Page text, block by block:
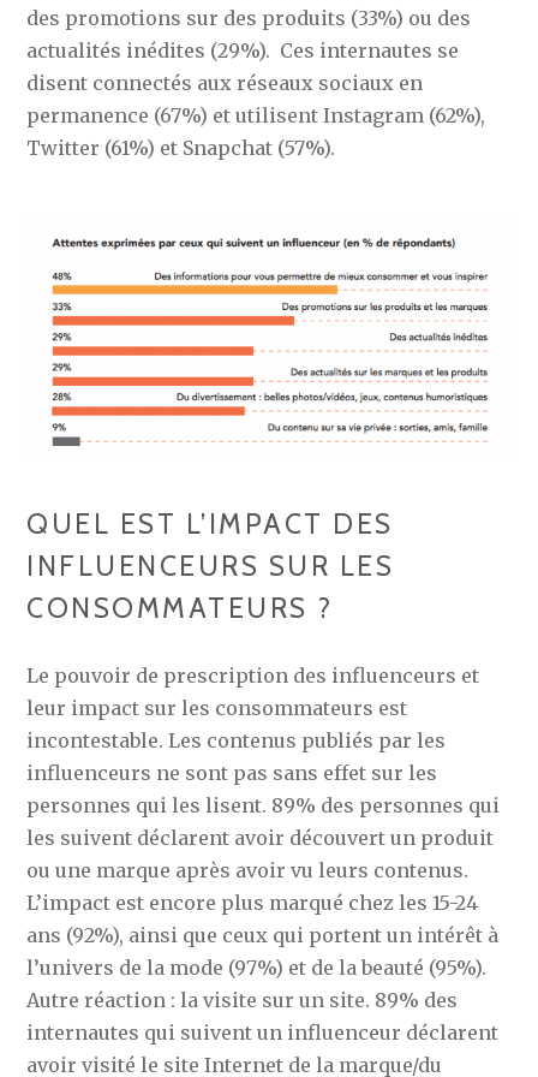
des promotions sur des produits (33%) ou des
actualités inédites (29%). Ces internautes se
disent connectés aux réseaux sociaux en
permanence (67%) et utilisent Instagram (62%),
Twitter (61%) et Snapchat (57%).
QUEL EST L’IMPACT DES
INFLUENCEURS SUR LES
CONSOMMATEURS ?
Le pouvoir de prescription des influenceurs et
leur impact sur les consommateurs est
incontestable. Les contenus publiés par les
influenceurs ne sont pas sans effet sur les
personnes qui les lisent. 89% des personnes qui
les suivent déclarent avoir découvert un produit
ou une marque après avoir vu leurs contenus.
L’impact est encore plus marqué chez les 15-24
ans (92%), ainsi que ceux qui portent un intérêt à
l’univers de la mode (97%) et de la beauté (95%).
Autre réaction : la visite sur un site. 89% des
internautes qui suivent un influenceur déclarent
avoir visité le site Internet de la marque/du